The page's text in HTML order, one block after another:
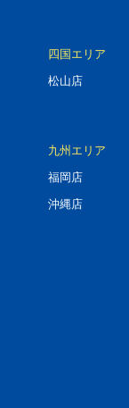
四国エリア
松山店
九州エリア
福岡店
沖縄店